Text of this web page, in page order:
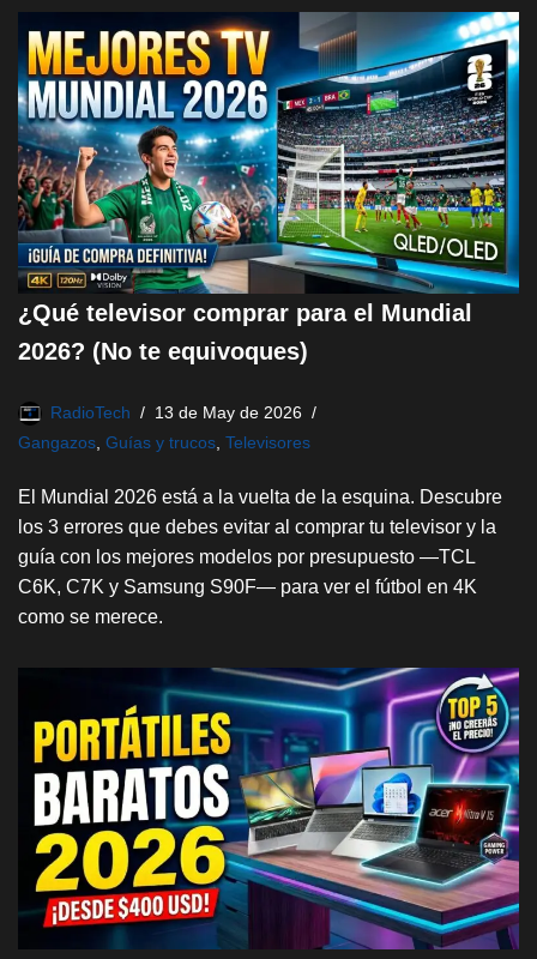
¿Qué televisor comprar para el Mundial
2026? (No te equivoques)
RadioTech
13 de May de 2026
Gangazos Guías y trucos Televisores
El Mundial 2026 está a la vuelta de la esquina. Descubre
los 3 errores que debes evitar al comprar tu televisor y la
guía con los mejores modelos por presupuesto —TCL
C6K, C7K y Samsung S90F— para ver el fútbol en 4K
como se merece.